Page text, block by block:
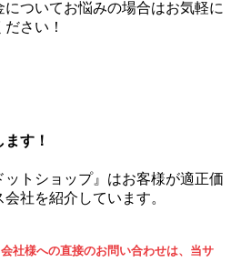
ついてお悩みの場合はお気軽に
さい！
す！
ットショップ』はお客様が適正価
社を紹介しています。
社様への直接のお問い合わせは、当サ